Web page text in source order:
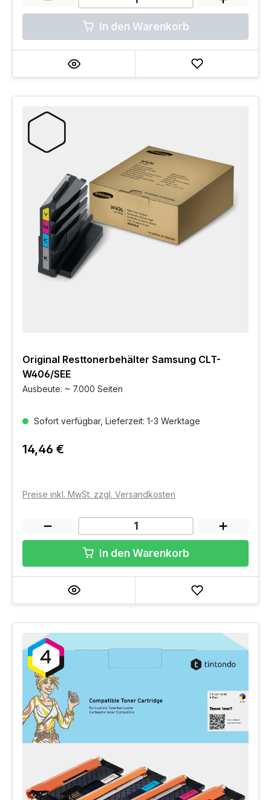
In den Warenkorb
Original Resttonerbehälter Samsung CLT-
W406/SEE
Ausbeute: ~ 7.000 Seiten
Sofort verfügbar, Lieferzeit: 1-3 Werktage
14,46 €
Preise inkl. MwSt. zzgl. Versandkosten
In den Warenkorb